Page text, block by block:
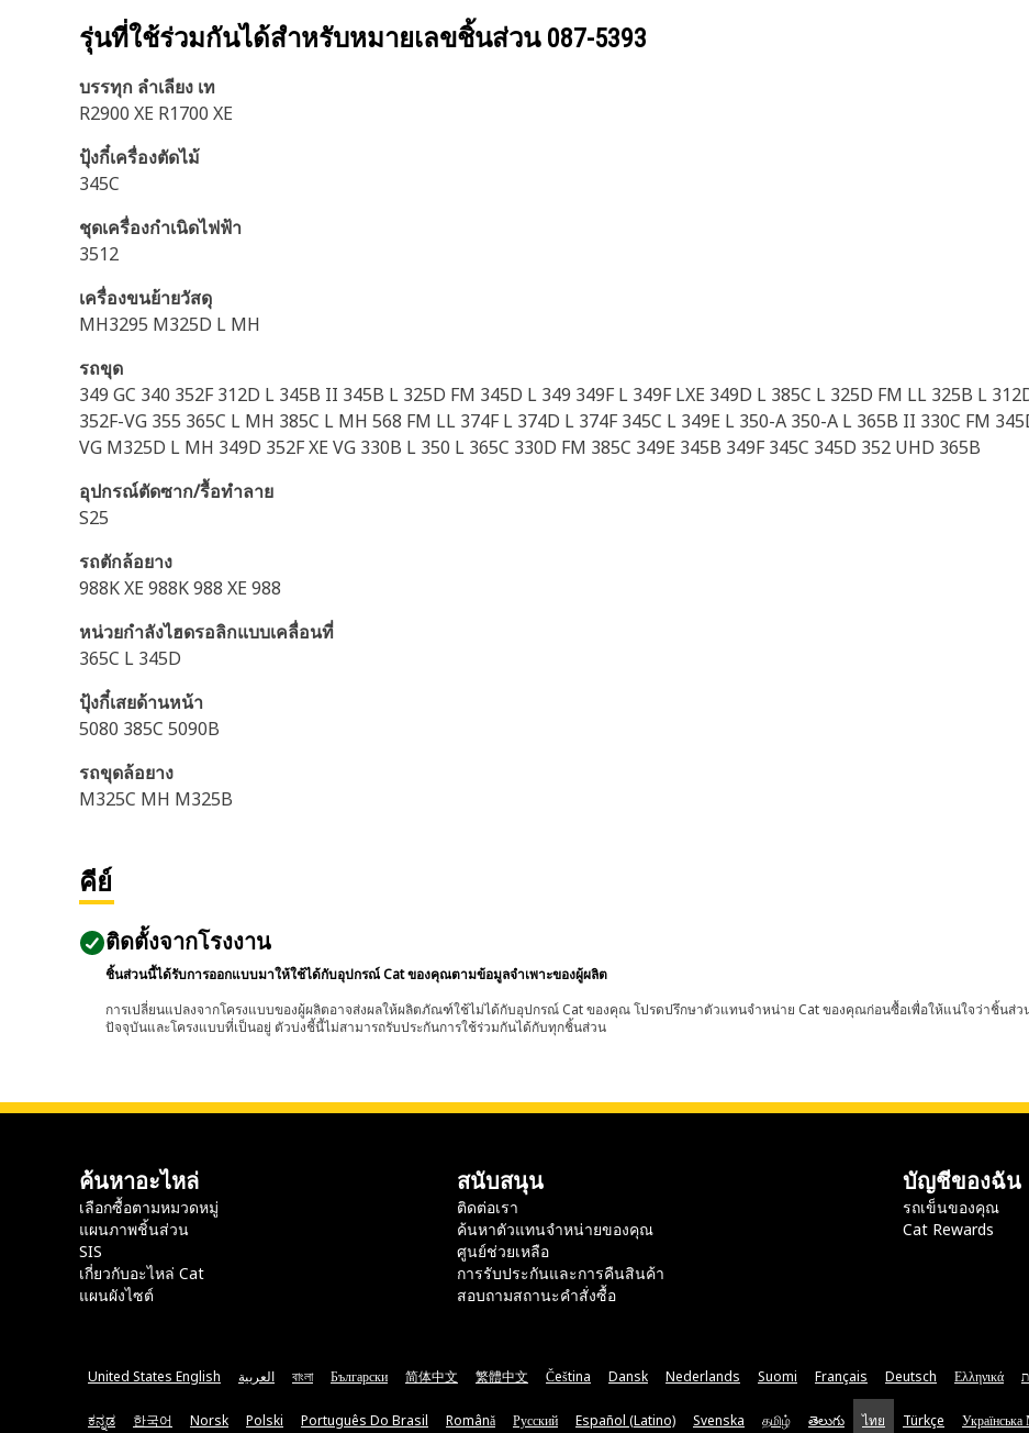
รุ่นที่ใช้ร่วมกันได้สำหรับหมายเลขชิ้นส่วน 087-5393
บรรทุก ลำเลียง เท
R2900 XE R1700 XE
ปุ้งกี๋เครื่องตัดไม้
345C
ชุดเครื่องกำเนิดไฟฟ้า
3512
เครื่องขนย้ายวัสดุ
MH3295 M325D L MH
รถขุด
349 GC 340 352F 312D L 345B II 345B L 325D FM 345D L 349 349F L 349F LXE 349D L 385C L 325D FM LL 325B L
352F-VG 355 365C L MH 385C L MH 568 FM LL 374F L 374D L 374F 345C L 349E L 350-A 350-A L 365B II 330C FM
VG M325D L MH 349D 352F XE VG 330B L 350 L 365C 330D FM 385C 349E 345B 349F 345C 345D 352 UHD 365B
อุปกรณ์ตัดซาก/รื้อทำลาย
S25
รถตักล้อยาง
988K XE 988K 988 XE 988
หน่วยกำลังไฮดรอลิกแบบเคลื่อนที่
365C L 345D
ปุ้งกี๋เสยด้านหน้า
5080 385C 5090B
รถขุดล้อยาง
M325C MH M325B
คีย์
ติดตั้งจากโรงงาน
ชิ้นส่วนนี้ได้รับการออกแบบมาให้ใช้ได้กับอุปกรณ์ Cat ของคุณตามข้อมูลจำเพาะของผู้ผลิต
การเปลี่ยนแปลงจากโครงแบบของผู้ผลิตอาจส่งผลให้ผลิตภัณฑ์ใช้ไม่ได้กับอุปกรณ์ Cat ของคุณ โปรดปรึกษาตัวแทนจำหน่าย Cat ของคุณก่อนซื้อเพื่อให้แน่ใจว่าชิ้นส่
ปัจจุบันและโครงแบบที่เป็นอยู่ ตัวบ่งชี้นี้ไม่สามารถรับประกันการใช้ร่วมกันได้กับทุกชิ้นส่วน
ค้นหาอะไหล่
เลือกซื้อตามหมวดหมู่
แผนภาพชิ้นส่วน
SIS
เกี่ยวกับอะไหล่ Cat
แผนผังไซต์
สนับสนุน
ติดต่อเรา
ค้นหาตัวแทนจำหน่ายของคุณ
ศูนย์ช่วยเหลือ
การรับประกันและการคืนสินค้า
สอบถามสถานะคำสั่งซื้อ
บัญชีของฉัน
รถเข็นของคุณ
Cat Rewards
United States English العربية বাংলা Български 简体中文 繁體中文 Čeština Dansk Nederlands Suomi Français Deutsch Ελληνικά
ಕನ್ನಡ 한국어 Norsk Polski Português Do Brasil Română Русский Español (Latino) Svenska தமிழ் తెలుగు ไทย Türkçe